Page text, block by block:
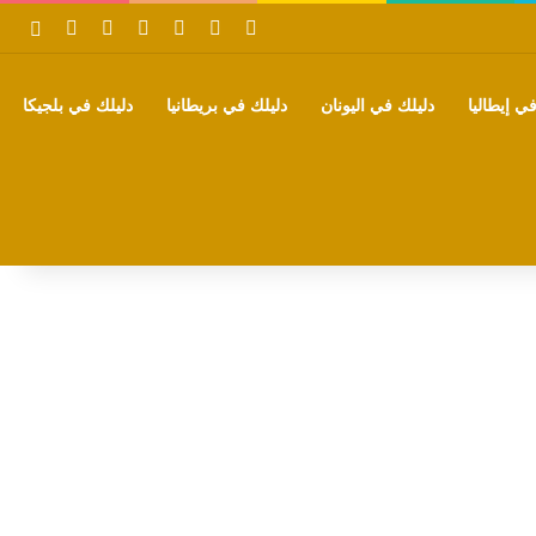
فيسبوك بينتيريست‫YouTube
تيلقرام واتساب
إيطاليا دليلك في اليونان دليلك في بريطانيا دليلك في بلجيكا